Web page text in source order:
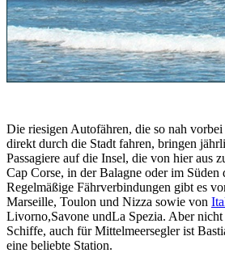
Die riesigen Autofähren, die so nah
direkt durch die Stadt fahren, bringen
Passagiere auf die Insel, die von hier aus
Cap Corse, in der Balagne oder im Süden
Regelmäßige Fährverbindungen gibt es
Marseille, Toulon und Nizza sowie von
Livorno,Savone undLa Spezia. Aber
Schiffe, auch für Mittelmeersegler ist
eine beliebte Station.